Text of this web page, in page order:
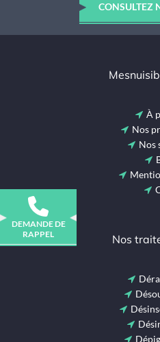
CONSULTEZ
À
Nos
Nos
Nos
DEMANDE DE
RAPPEL